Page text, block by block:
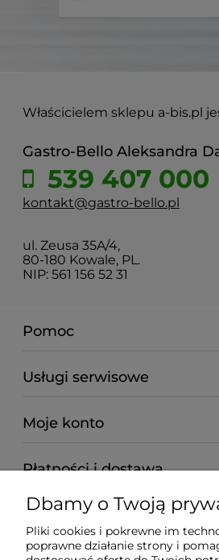
Właścicielem sklepu a-bis.pl
Gastro-Bello Aleksandra
539 407 000
kontakt@gastro-bello.pl
ul. Zeusa 35A/4,
80-180 Kowale, PL.
NIP: 561 156 52 31
Pomoc
Usługi serwisowe
Moje konto
Płatności i dostawa
Informacje
Dbamy o Twoją
Pliki cookies i pokrewne im
poprawne działanie strony i